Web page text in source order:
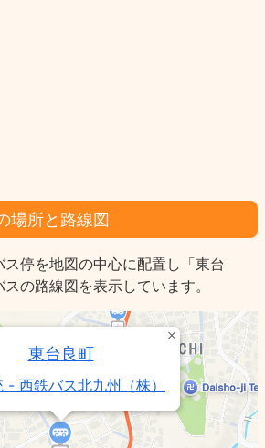
場所と路線図
ス停を地図の中心に配置し「東台
の路線図を表示しています。
東台良町
- 西鉄バス北九州（株）